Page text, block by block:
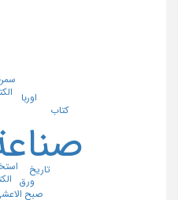
اوربا
تاریخ
صبح
ورق
کتاب